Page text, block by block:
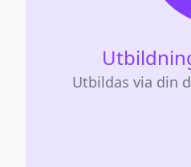
Utbildas via din